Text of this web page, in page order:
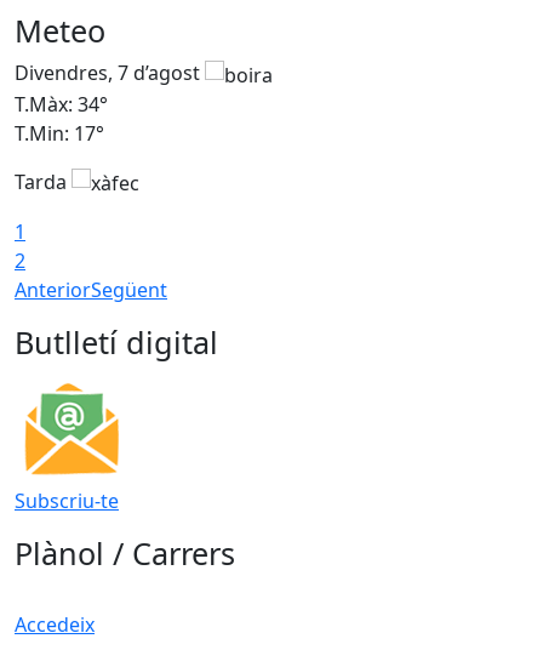
Meteo
Divendres, 7 d’agost
T.Màx: 34°
T.Min: 17°
Tarda
1
2
AnteriorSegüent
Butlletí digital
Subscriu-te
Plànol / Carrers
Accedeix